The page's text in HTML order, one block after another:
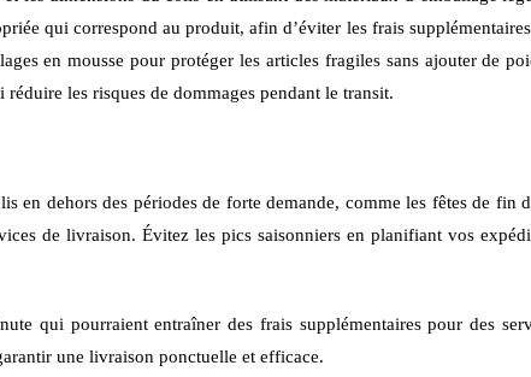
qui correspond au produit, afin d’éviter les frais
en mousse pour protéger les articles fragiles sans ajouter de
les risques de dommages pendant le transit.
dehors des périodes de forte demande, comme les fêtes de fin
de livraison. Évitez les pics saisonniers en planifiant vos
qui pourraient entraîner des frais supplémentaires pour des
une livraison ponctuelle et efficace.